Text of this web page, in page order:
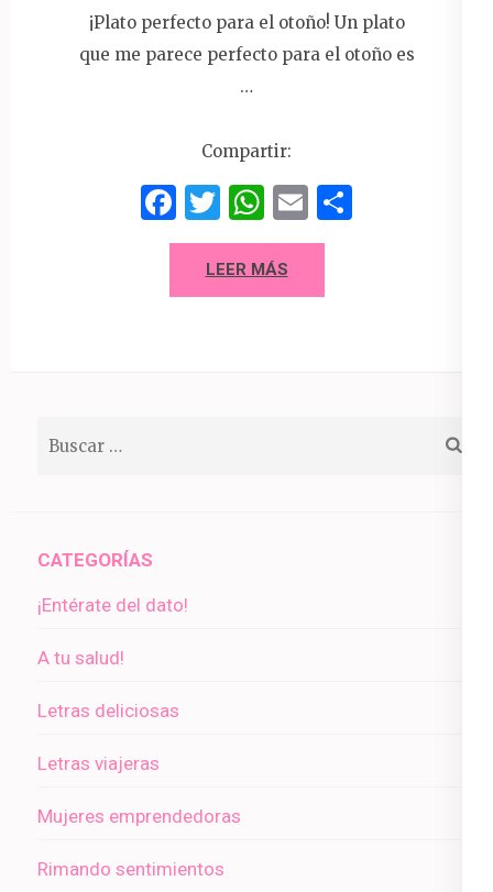
¡Plato perfecto para el otoño! Un plato
que me parece perfecto para el otoño es
…
Compartir:
Facebook
Twitter
WhatsApp
Email
LEER MÁS
CATEGORÍAS
¡Entérate del dato!
A tu salud!
Letras deliciosas
Letras viajeras
Mujeres emprendedoras
Rimando sentimientos